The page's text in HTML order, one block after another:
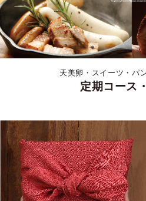
天美卵・スイーツ・パ
定期コース